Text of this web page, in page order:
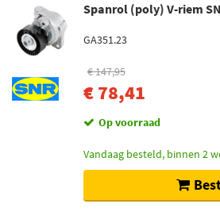
Spanrol (poly) V-riem
GA351.23
€ 147,95
€ 78,41
Op voorraad
Vandaag besteld, binnen 2